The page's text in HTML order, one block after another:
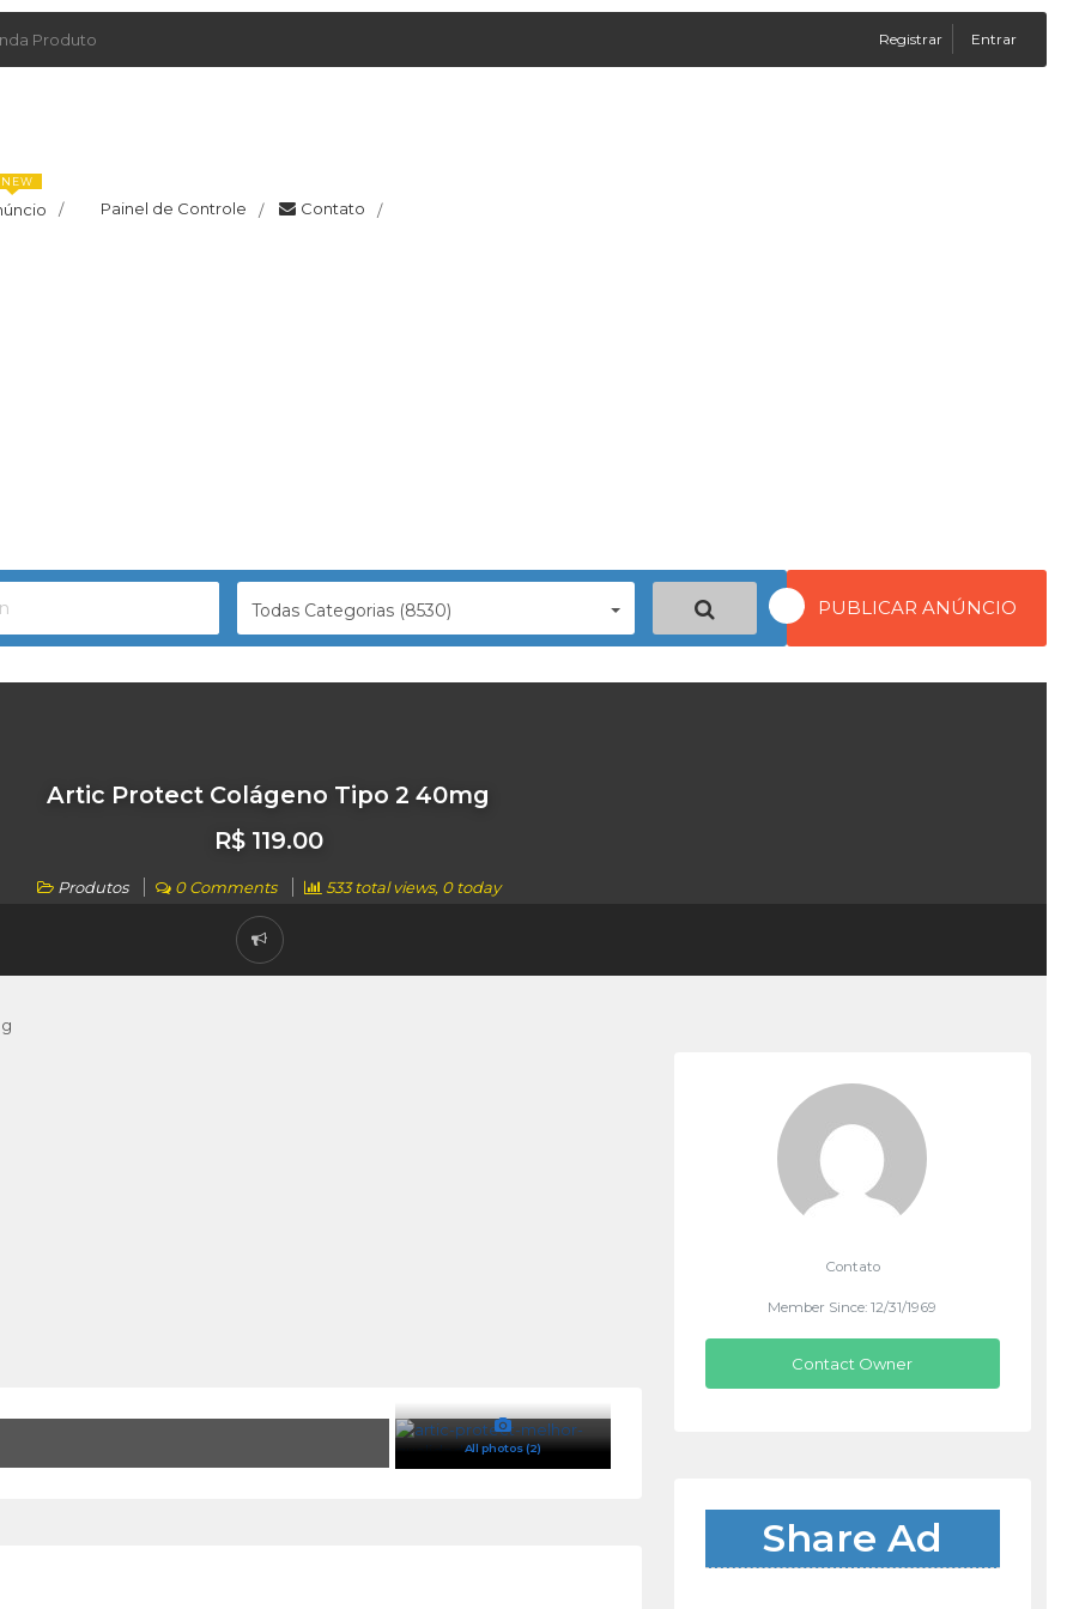
Produto Registrar Entrar
/
NEW
Painel de Controle / Contato /
Todas Categorias (8530) PUBLICAR ANÚNCIO
Artic Protect Colágeno Tipo 2 40mg
R$ 119.00
Produtos 0 Comments 533 total views, 0 today
All photos (2)
Contato
Member Since: 12/31/1969
Contact Owner
Share Ad